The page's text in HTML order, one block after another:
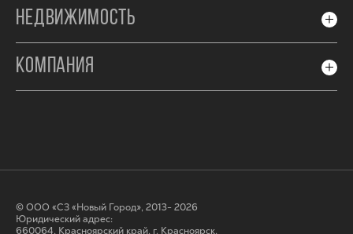
НЕДВИЖИМОСТЬ
КОМПАНИЯ
© ООО «СЗ «Новый Город», 2013- 2026
Юридический адрес:
660064, Красноярский край, г. Красноярск,